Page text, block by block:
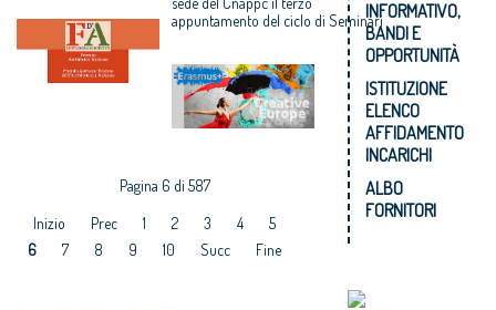
appuntamento del ciclo di Seminari
Pagina 6 di 587
Inizio
Prec 1 2 3 4
5
6
7 8 9 10 Succ Fine
INFORMATIVO,
BANDI E
OPPORTUNITÀ
ISTITUZIONE
ELENCO
AFFIDAMENTO
INCARICHI
ALBO
FORNITORI